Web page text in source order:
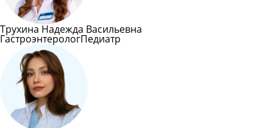
Трухина Надежда Васильевна
ГастроэнтерологПедиатр